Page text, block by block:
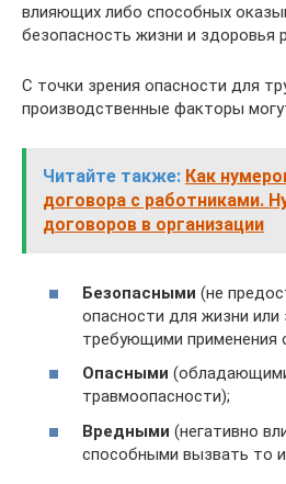
влияющих либо способных
безопасность жизни и здоровья
С точки зрения опасности для
производственные факторы
Читайте также: Как
договора с работниками.
договоров в организации
Безопасными (не
опасности для жизни
требующими применения
Опасными
травмоопасности);
Вредными (негативно
способными вызвать то